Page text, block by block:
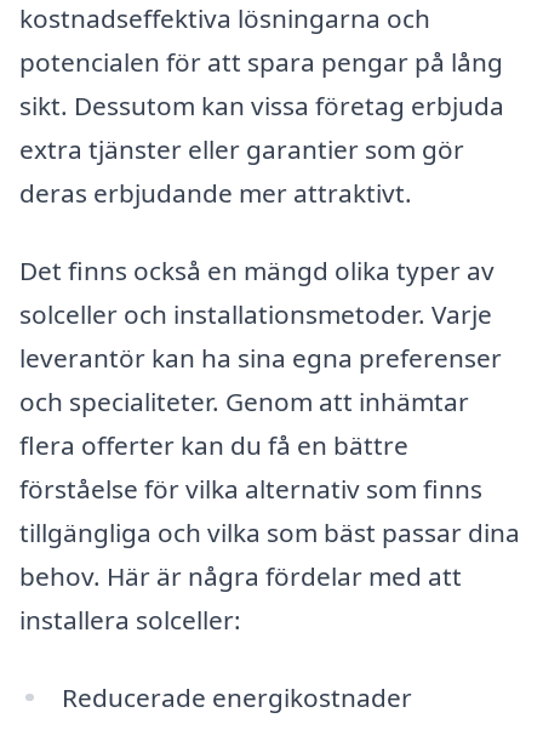
kostnadseffektiva lösningarna och
potencialen för att spara pengar på lång
sikt. Dessutom kan vissa företag erbjuda
extra tjänster eller garantier som gör
deras erbjudande mer attraktivt.
Det finns också en mängd olika typer av
solceller och installationsmetoder. Varje
leverantör kan ha sina egna preferenser
och specialiteter. Genom att inhämtar
flera offerter kan du få en bättre
förståelse för vilka alternativ som finns
tillgängliga och vilka som bäst passar dina
behov. Här är några fördelar med att
installera solceller:
Reducerade energikostnader